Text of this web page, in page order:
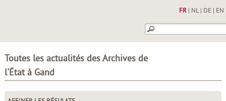
FR| NL| DE EN
Toutes les actualités des Archives de
l'État à Gand